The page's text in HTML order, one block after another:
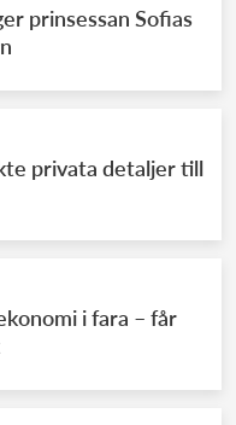
prinsessan Sofias
privata detaljer till
i fara – får